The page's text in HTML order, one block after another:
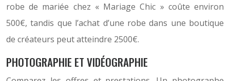
robe de mariée chez « Mariage Chic » coûte environ
500€, tandis que l’achat d’une robe dans une boutique
de créateurs peut atteindre 2500€.
PHOTOGRAPHIE ET VIDÉOGRAPHIE